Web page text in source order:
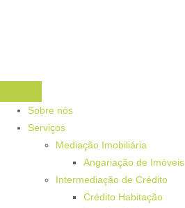
Sobre nós
Serviços
Mediação Imobiliária
Angariação de Imóveis
Intermediação de Crédito
Crédito Habitação